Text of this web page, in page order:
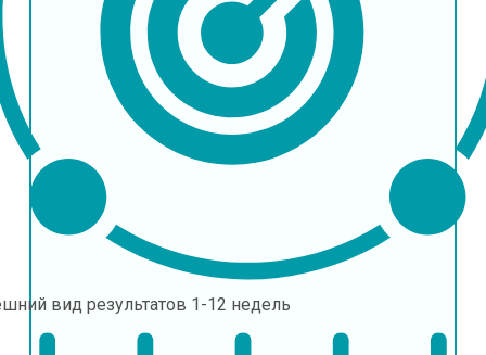
вид результатов 1-12 недель